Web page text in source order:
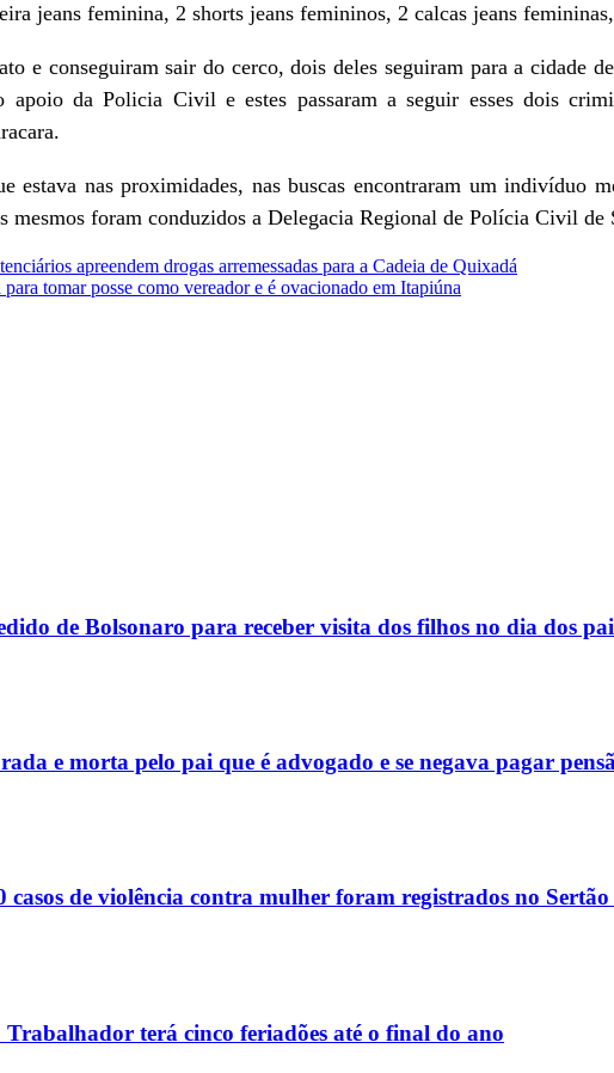
jeans feminina, 2 shorts jeans femininos, 2 calcas jeans
e conseguiram sair do cerco, dois deles seguiram para a cidade
apoio da Policia Civil e estes passaram a seguir esses dois
estava nas proximidades, nas buscas encontraram um indivíduo
mesmos foram conduzidos a Delegacia Regional de Polícia Civil de
apreendem drogas arremessadas para a Cadeia de Quixadá
para tomar posse como vereador e é ovacionado em Itapiúna
de Bolsonaro para receber visita dos filhos no dia dos
e morta pelo pai que é advogado e se negava pagar
de violência contra mulher foram registrados no Sertão
terá cinco feriadões até o final do ano